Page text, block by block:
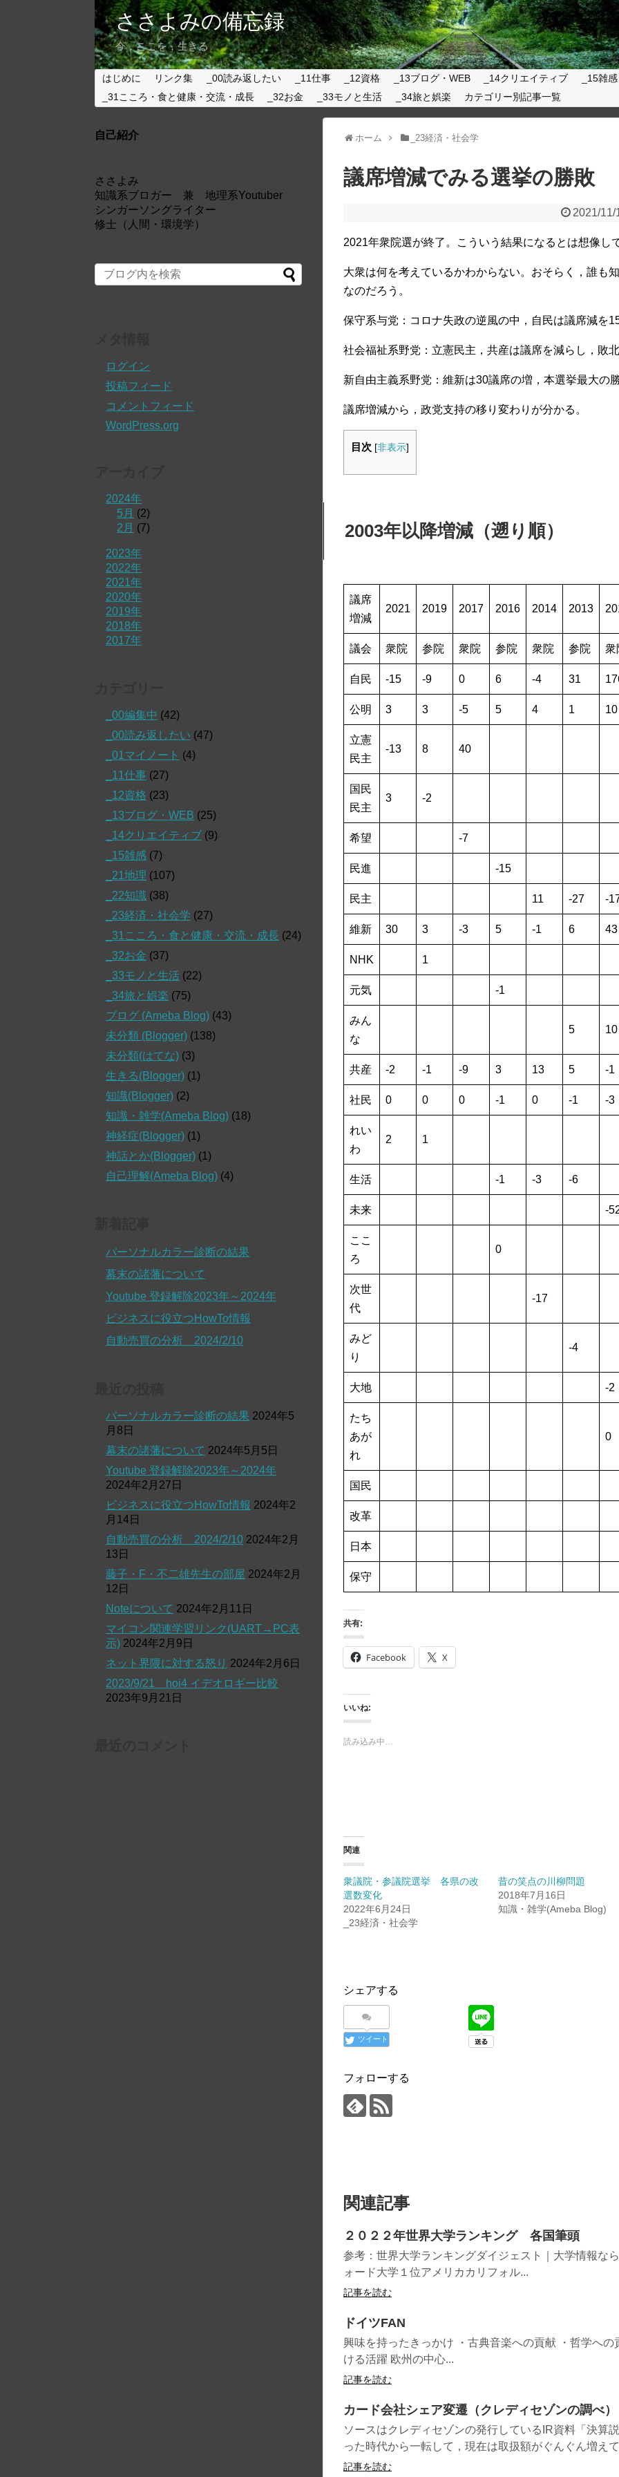
ささよみの備忘録
今，ここを，生きる
はじめに リンク集 _00読み返したい _11仕事 _12資格 _13ブログ・WEB _14クリエイティブ
_15雑感
_31こころ・食と健康・交流・成長
_32お金 _33モノと生活 _34旅と娯楽 カテゴリー別記事一覧
ホーム _23経済・社会学
議席増減でみる選挙の勝敗
2021/11/
2021年衆院選が終了。こういう結果になるとは想像し
大衆は何を考えているかわからない。おそらく，誰も
なのだろう。
保守系与党：コロナ失政の逆風の中，自民は議席減を
社会福祉系野党：立憲民主，共産は議席を減らし，敗
新自由主義系野党：維新は30議席の増，本選挙最大の
議席増減から，政党支持の移り変わりが分かる。
目次 [非表示]
2003年以降増減（遡り順）
議席
増減
2021 2019 2017 2016 2014 2013
議会 衆院 参院 衆院 参院 衆院 参院 衆
自民 -15 -9 0 6 -4 31
公明 3 3 -5 5 4 1 10
立憲
民主
-13 8 40
国民
民主
3 -2
希望 -7
民進 -15
民主 11 -27 -
維新 30 3 -3 5 -1 6 43
NHK 1
元気 -1
みん
な
5 10
共産 -2 -1 -9 3 13 5 -1
社民 0 0 0 -1 0 -1 -3
れい
わ
2 1
生活 -1 -3 -6
未来 -
ここ
ろ
0
次世
代
-17
みど
り
-4
大地 -2
たち
あが
れ
0
国民
改革
日本
保守
共有:
Facebook X
いいね:
読み込み中…
関連
衆議院・参議院選挙 各県の改
選数変化
2022年6月24日
_23経済・社会学
昔の笑点の川柳問題
2018年7月16日
知識・雑学(Ameba Blog)
シェアする
ツイート
フォローする
関連記事
２０２２年世界大学ランキング 各国筆頭
参考：世界大学ランキングダイジェスト｜大学情報な
ォード大学１位アメリカカリフォル...
記事を読む
ドイツFAN
興味を持ったきっかけ ・古典音楽への貢献 ・哲学へ
ける活躍 欧州の中心...
記事を読む
カード会社シェア変遷（クレディセゾンの調べ）
ソースはクレディセゾンの発行しているIR資料「決算
った時代から一転して，現在は取扱額がぐんぐん増え
記事を読む
自己紹介
ささよみ
知識系ブロガー 兼 地理系Youtuber
シンガーソングライター
修士（人間・環境学）
ログイン
投稿フィード
コメントフィード
WordPress.org
2024年
5月 (2)
2月 (7)
2023年
2022年
2021年
2020年
2019年
2018年
2017年
_00編集中 (42)
_00読み返したい (47)
_01マイノート (4)
_11仕事 (27)
_12資格 (23)
_13ブログ・WEB (25)
_14クリエイティブ (9)
_15雑感 (7)
_21地理 (107)
_22知識 (38)
_23経済・社会学 (27)
_31こころ・食と健康・交流・成長 (24)
_32お金 (37)
_33モノと生活 (22)
_34旅と娯楽 (75)
ブログ (Ameba Blog) (43)
未分類 (Blogger) (138)
未分類(はてな) (3)
生きる(Blogger) (1)
知識(Blogger) (2)
知識・雑学(Ameba Blog) (18)
神経症(Blogger) (1)
神話とか(Blogger) (1)
自己理解(Ameba Blog) (4)
パーソナルカラー診断の結果
幕末の諸藩について
Youtube 登録解除2023年～2024年
ビジネスに役立つHowTo情報
自動売買の分析 2024/2/10
パーソナルカラー診断の結果 2024年5
月8日
幕末の諸藩について 2024年5月5日
Youtube 登録解除2023年～2024年
2024年2月27日
ビジネスに役立つHowTo情報 2024年2
月14日
自動売買の分析 2024/2/10 2024年2月
13日
藤子・F・不二雄先生の部屋 2024年2月
12日
Noteについて 2024年2月11日
マイコン関連学習リンク(UART→PC表
示) 2024年2月9日
ネット界隈に対する怒り 2024年2月6日
2023/9/21 hoi4 イデオロギー比較
2023年9月21日